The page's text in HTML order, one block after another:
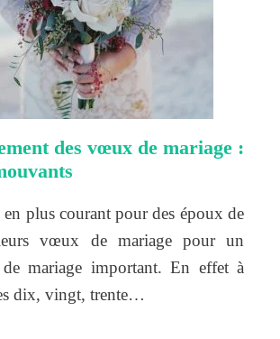
des vœux de mariage :
plus courant pour des époux de
vœux de mariage pour un
de mariage important. En effet à
dix, vingt, trente…